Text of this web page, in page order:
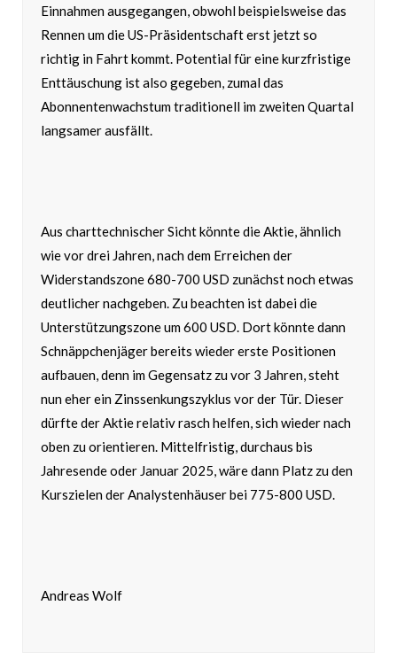
Einnahmen ausgegangen, obwohl beispielsweise das
Rennen um die US-Präsidentschaft erst jetzt so
richtig in Fahrt kommt. Potential für eine kurzfristige
Enttäuschung ist also gegeben, zumal das
Abonnentenwachstum traditionell im zweiten Quartal
langsamer ausfällt.
Aus charttechnischer Sicht könnte die Aktie, ähnlich
wie vor drei Jahren, nach dem Erreichen der
Widerstandszone 680-700 USD zunächst noch etwas
deutlicher nachgeben. Zu beachten ist dabei die
Unterstützungszone um 600 USD. Dort könnte dann
Schnäppchenjäger bereits wieder erste Positionen
aufbauen, denn im Gegensatz zu vor 3 Jahren, steht
nun eher ein Zinssenkungszyklus vor der Tür. Dieser
dürfte der Aktie relativ rasch helfen, sich wieder nach
oben zu orientieren. Mittelfristig, durchaus bis
Jahresende oder Januar 2025, wäre dann Platz zu den
Kurszielen der Analystenhäuser bei 775-800 USD.
Andreas Wolf